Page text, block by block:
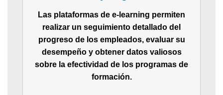
Las plataformas de e-learning permiten
realizar un seguimiento detallado del
progreso de los empleados, evaluar su
desempeño y obtener datos valiosos
sobre la efectividad de los programas de
formación.